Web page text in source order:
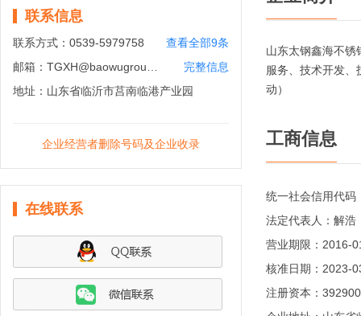
联系信息
联系方式： 0539-5979758
查看全部9条
邮箱：
完整信息
地址： 山东省临沂市莒南临港产业园
企业经营者删除号码及企业收录
在线联系
山东太钢鑫海不
服务、技术开发、
动）
工商信息
统一社会信用代码
法定代表人： 解浩
营业期限： 2016-
核准日期： 2023-
注册资本：